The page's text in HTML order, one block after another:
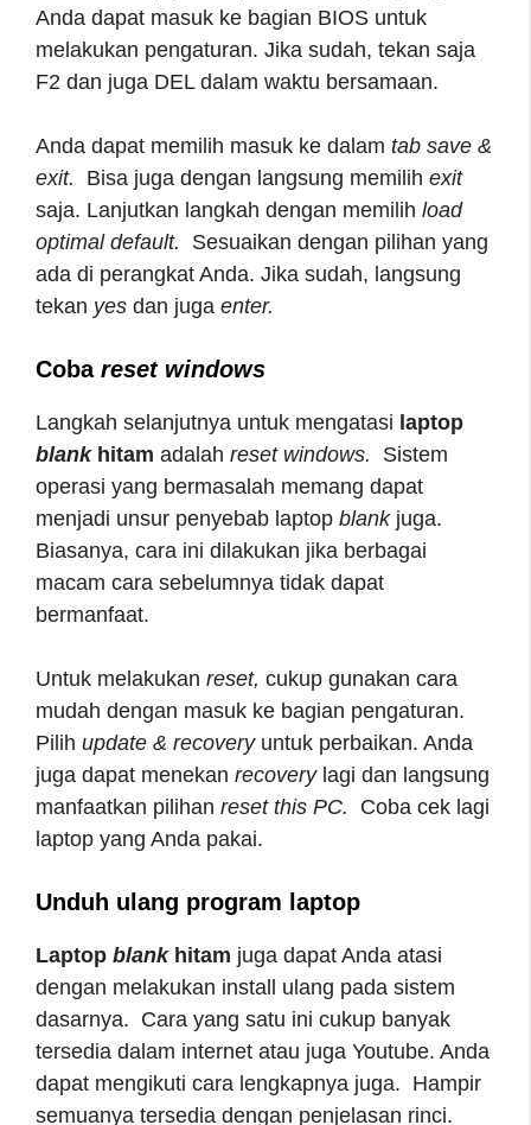
Anda dapat masuk ke bagian BIOS untuk
melakukan pengaturan. Jika sudah, tekan saja
F2 dan juga DEL dalam waktu bersamaan.
Anda dapat memilih masuk ke dalam tab save &
exit. Bisa juga dengan langsung memilih exit
saja. Lanjutkan langkah dengan memilih load
optimal default. Sesuaikan dengan pilihan yang
ada di perangkat Anda. Jika sudah, langsung
tekan yes dan juga enter.
Coba reset windows
Langkah selanjutnya untuk mengatasi laptop
blank hitam adalah reset windows. Sistem
operasi yang bermasalah memang dapat
menjadi unsur penyebab laptop blank juga.
Biasanya, cara ini dilakukan jika berbagai
macam cara sebelumnya tidak dapat
bermanfaat.
Untuk melakukan reset, cukup gunakan cara
mudah dengan masuk ke bagian pengaturan.
Pilih update & recovery untuk perbaikan. Anda
juga dapat menekan recovery lagi dan langsung
manfaatkan pilihan reset this PC. Coba cek lagi
laptop yang Anda pakai.
Unduh ulang program laptop
Laptop blank hitam juga dapat Anda atasi
dengan melakukan install ulang pada sistem
dasarnya. Cara yang satu ini cukup banyak
tersedia dalam internet atau juga Youtube. Anda
dapat mengikuti cara lengkapnya juga. Hampir
semuanya tersedia dengan penjelasan rinci.